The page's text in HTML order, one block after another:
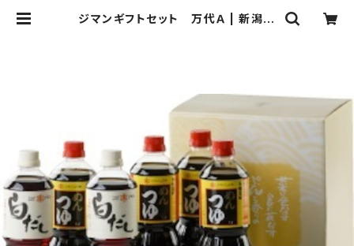
ジマンギフトセット 万代Ａ | 新潟醤